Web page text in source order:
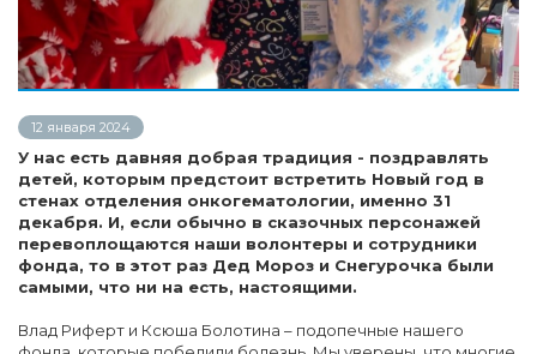
12 января 2024
У нас есть давняя добрая традиция - поздравлять
детей, которым предстоит встретить Новый год в
стенах отделения онкогематологии, именно 31
декабря. И, если обычно в сказочных персонажей
перевоплощаются наши волонтеры и сотрудники
фонда, то в этот раз Дед Мороз и Снегурочка были
самыми, что ни на есть, настоящими.
Влад Риферт и Ксюша Болотина – подопечные нашего